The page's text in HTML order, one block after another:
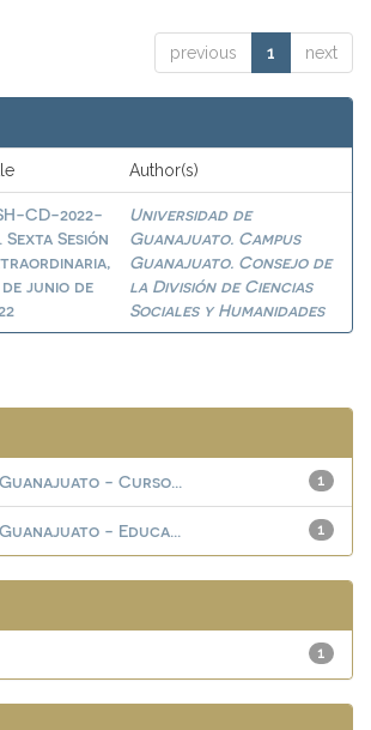
previous 1 next
Author(s)
CD-2022-
Sexta Sesión
de junio de
Universidad de
Guanajuato. Campus
Guanajuato. Consejo de
la División de Ciencias
Sociales y Humanidades
1
- Curso...
1
- Educa...
1